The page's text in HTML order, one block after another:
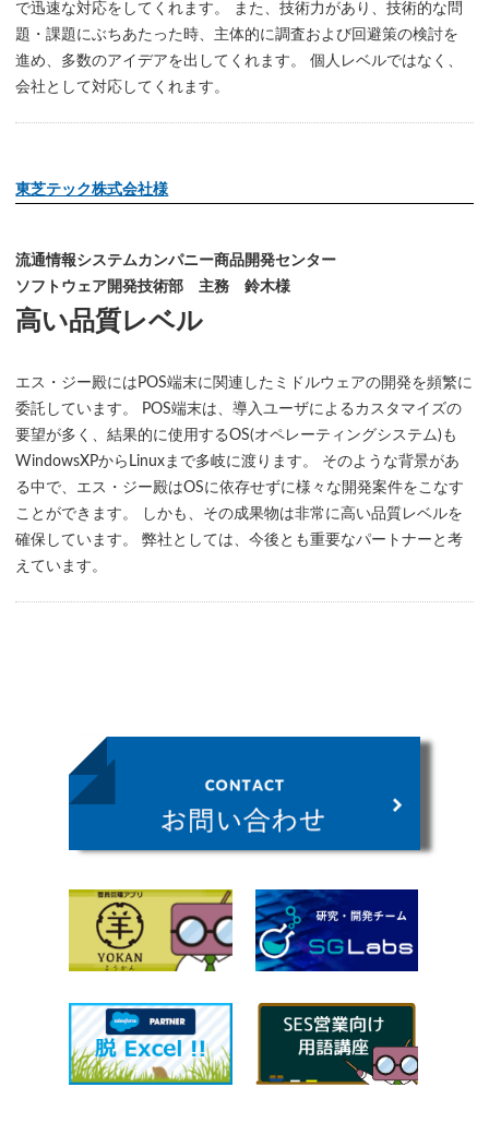
で迅速な対応をしてくれます。 また、技術力があり、技術的な問
題・課題にぶちあたった時、主体的に調査および回避策の検討を
進め、多数のアイデアを出してくれます。 個人レベルではなく、
会社として対応してくれます。
東芝テック株式会社様
流通情報システムカンパニー商品開発センター
ソフトウェア開発技術部 主務 鈴木様
高い品質レベル
エス・ジー殿にはPOS端末に関連したミドルウェアの開発を頻繁に
委託しています。 POS端末は、導入ユーザによるカスタマイズの
要望が多く、結果的に使用するOS(オペレーティングシステム)も
WindowsXPからLinuxまで多岐に渡ります。 そのような背景があ
る中で、エス・ジー殿はOSに依存せずに様々な開発案件をこなす
ことができます。 しかも、その成果物は非常に高い品質レベルを
確保しています。 弊社としては、今後とも重要なパートナーと考
えています。